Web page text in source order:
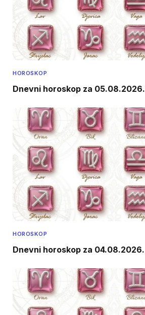
HOROSKOP
Dnevni horoskop za 05.08.2026.
HOROSKOP
Dnevni horoskop za 04.08.2026.